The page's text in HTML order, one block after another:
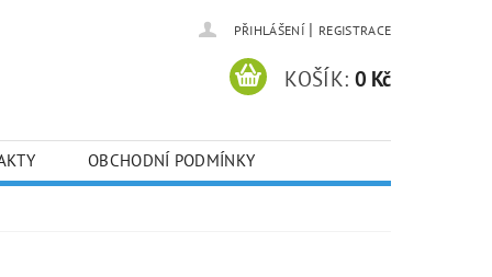
PŘIHLÁŠENÍ | REGISTRACE
KOŠÍK: 0 Kč
OBCHODNÍ PODMÍNKY